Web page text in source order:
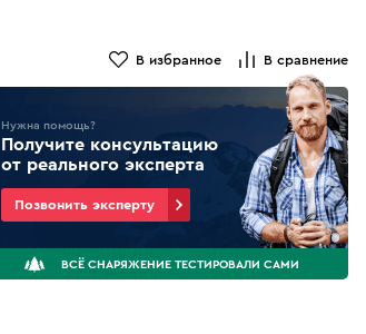
В избранное В сравнение
Нужна помощь?
Получите консультацию
от реального эксперта
Позвонить эксперту
ВСЁ СНАРЯЖЕНИЕ ТЕСТИРОВАЛИ САМИ